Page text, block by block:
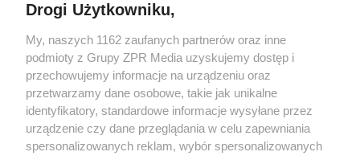
Drogi Użytkowniku,
My, naszych 1162 zaufanych partnerów oraz inne
podmioty z Grupy ZPR Media uzyskujemy dostęp i
przechowujemy informacje na urządzeniu oraz
przetwarzamy dane osobowe, takie jak unikalne
identyfikatory, standardowe informacje wysyłane przez
urządzenie czy dane przeglądania w celu zapewniania
spersonalizowanych reklam, wybór spersonalizowanych